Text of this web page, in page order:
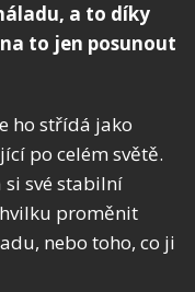
a to díky
to jen posunout
ho střídá jako
po celém světě.
si své stabilní
proměnit
nebo toho, co ji